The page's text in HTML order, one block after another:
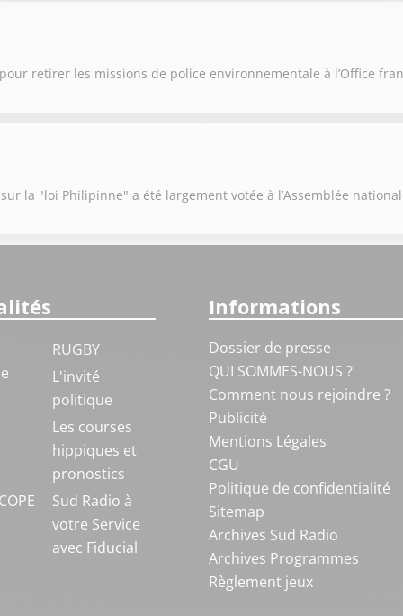
retirer les missions de police environnementale à l’Office
la "loi Philipinne" a été largement votée à l’Assemblée
RUGBY
L'invité
politique
Les courses
hippiques et
pronostics
Sud Radio à
votre Service
avec Fiducial
Informations
Dossier de presse
QUI SOMMES-NOUS ?
Comment nous rejoindre ?
Publicité
Mentions Légales
CGU
Politique de confidentialité
Sitemap
Archives Sud Radio
Archives Programmes
Règlement jeux